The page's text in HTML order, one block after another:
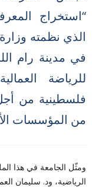
“استخراج
الذي نظمته وزارة
في مدينة رام
للرياضة
فلسطينية من
من المؤسسات
ومثّل الجامعة في هذا
الرياضية، ود. سليمان